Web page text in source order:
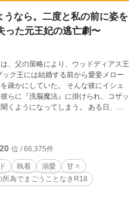
うなら。二度と私の前に姿を
た元王妃の逃亡劇〜
、父の策略により、ウッドディアス王
ク王には結婚する前から愛妾メロー
疎かにしていた。 そんな彼にイシェ
らに『洗脳魔法』に掛けられ、コザッ
になってしまう。 ある日、コ
シェリアを二番目の妻である王妃にす
したイシェリアの頭に怒声と激しい
家から勘当された彼女は、晴れて“自
を見せるコザックが、逃げた彼女を
位 / 66,375件
執着 溺愛
甘々
所為でまごうことなきR18